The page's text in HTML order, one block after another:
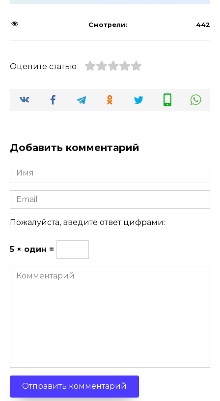
Смотрели: 442
Оцените статью
Добавить комментарий
Имя
Email
Пожалуйста, введите ответ цифрами:
5 × один =
Комментарий